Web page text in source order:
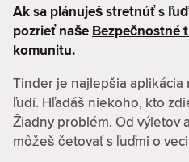
Ak sa plánuješ stretnúť s
pozrieť naše Bezpečnostné
komunitu.
Tinder je najlepšia aplikácia
ľudí. Hľadáš niekoho, kto
Žiadny problém. Od výletov
môžeš četovať s ľuďmi o